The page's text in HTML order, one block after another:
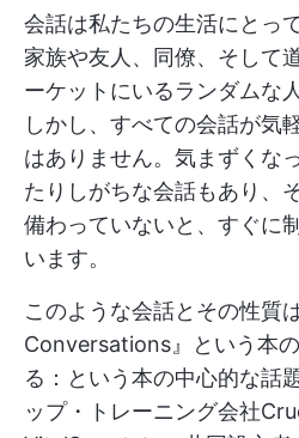
会話は私たちの生活にとっ
家族や友人、同僚、そして
ーケットにいるランダムな
しかし、すべての会話が気
はありません。気まずくな
たりしがちな会話もあり、
備わっていないと、すぐに
います。
このような会話とその性質
Conversations』という本
る：という本の中心的な話
ップ・トレーニング会社